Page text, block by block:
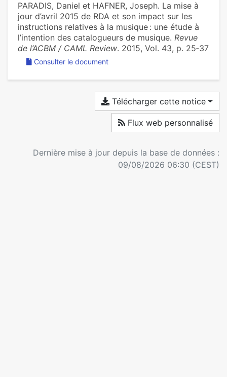
PARADIS, Daniel et HAFNER, Joseph. La mise à
jour d’avril 2015 de RDA et son impact sur les
instructions relatives à la musique : une étude à
l’intention des catalogueurs de musique. Revue
de l’ACBM / CAML Review. 2015, Vol. 43, p. 25‑37
Consulter le document
Télécharger cette notice
Flux web personnalisé
Dernière mise à jour depuis la base de données :
09/08/2026 06:30 (CEST)